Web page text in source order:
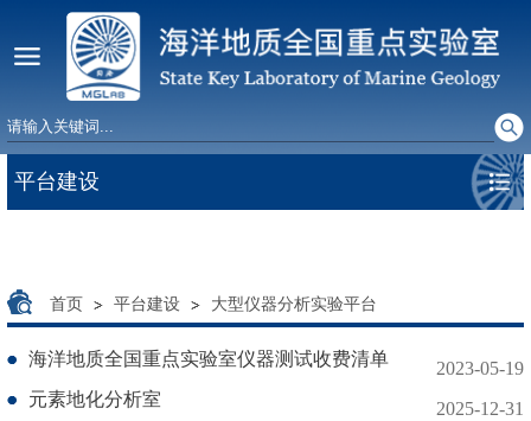
平台建设
首页 平台建设 大型仪器分析实验平台
海洋地质全国重点实验室仪器测试收费清单
2023-05-19
元素地化分析室
2025-12-31